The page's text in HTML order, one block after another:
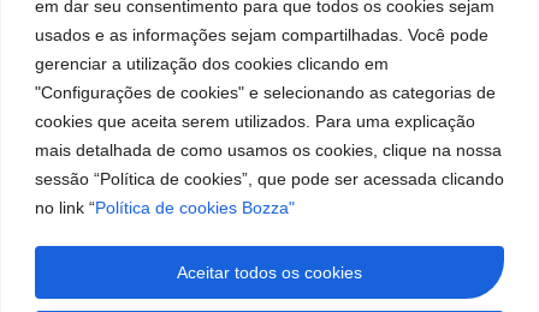
em dar seu consentimento para que todos os cookies sejam
usados e as informações sejam compartilhadas. Você pode
gerenciar a utilização dos cookies clicando em
"Configurações de cookies" e selecionando as categorias de
cookies que aceita serem utilizados. Para uma explicação
mais detalhada de como usamos os cookies, clique na nossa
sessão “Política de cookies”, que pode ser acessada clicando
no link “Política de cookies Bozza"
Aceitar todos os cookies
para
lubrificação
e
abastecimento
da
América
Sul.
Trabalhe
50/96
Bairro: Santa
Terezinha
São Bernardo
do Campo – SP
CEP: 09780-
001